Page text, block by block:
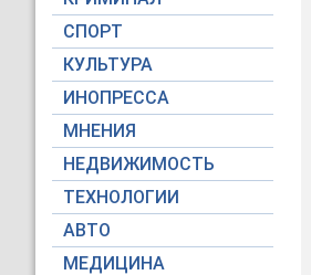
СПОРТ
КУЛЬТУРА
ИНОПРЕССА
МНЕНИЯ
НЕДВИЖИМОСТЬ
ТЕХНОЛОГИИ
АВТО
МЕДИЦИНА